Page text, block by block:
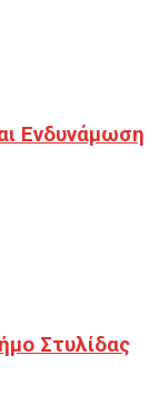
Ενδυνάμωση
Στυλίδας